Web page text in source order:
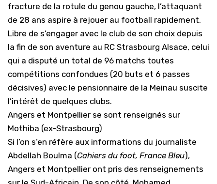
fracture de la rotule du genou gauche, l’attaquant
de 28 ans aspire à rejouer au football rapidement.
Libre de s’engager avec le club de son choix depuis
la fin de son aventure au RC Strasbourg Alsace, celui
qui a disputé un total de 96 matchs toutes
compétitions confondues (20 buts et 6 passes
décisives) avec le pensionnaire de la Meinau suscite
l’intérêt de quelques clubs.
Angers et Montpellier se sont renseignés sur
Mothiba (ex-Strasbourg)
Si l’on s’en réfère aux informations du journaliste
Abdellah Boulma (Cahiers du foot, France Bleu),
Angers et Montpellier ont pris des renseignements